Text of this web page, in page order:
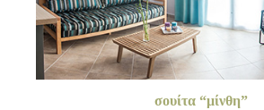
σουίτα “μίνθη”